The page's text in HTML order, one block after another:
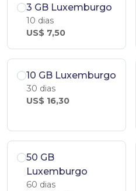
3 GB Luxemburgo
10 dias
US$ 7,50
10 GB Luxemburgo
30 dias
US$ 16,30
50 GB
Luxemburgo
60 dias